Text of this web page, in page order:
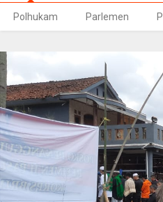
Polhukam Parlemen